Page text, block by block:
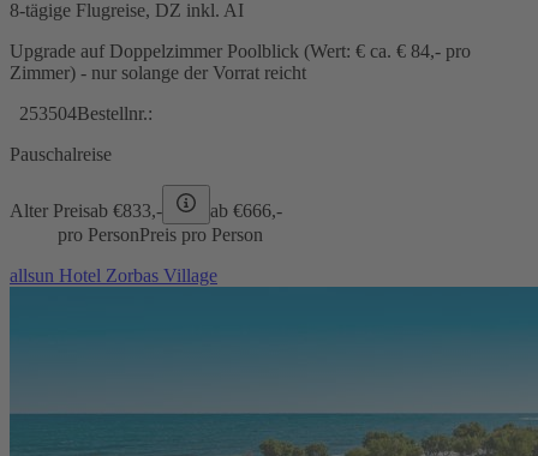
8-tägige Flugreise, DZ inkl. AI
Upgrade auf Doppelzimmer Poolblick (Wert: € ca. € 84,- pro
Zimmer) - nur solange der Vorrat reicht
253504Bestellnr.:
Pauschalreise
Alter Preisab €833,- ab €666,-
pro PersonPreis pro Person
allsun Hotel Zorbas Village